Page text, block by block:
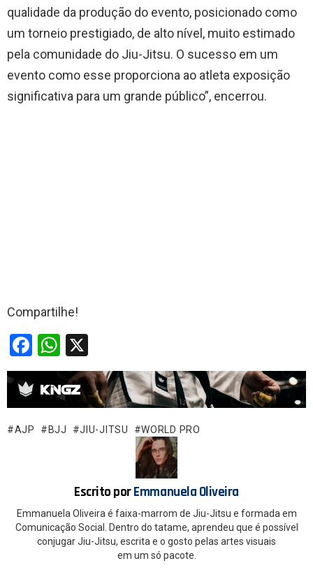
qualidade da produção do evento, posicionado como
um torneio prestigiado, de alto nível, muito estimado
pela comunidade do Jiu-Jitsu. O sucesso em um
evento como esse proporciona ao atleta exposição
significativa para um grande público”, encerrou.
Compartilhe!
F
a
ce
b
o
W
h
at
s
A
AJP BJJ JIU-JITSU WORLD PRO
Escrito porEmmanuela Oliveira
Emmanuela Oliveira é faixa-marrom de Jiu-Jitsu e formada em
Comunicação Social. Dentro do tatame, aprendeu que é possível
conjugar Jiu-Jitsu, escrita e o gosto pelas artes visuais
em um só pacote.